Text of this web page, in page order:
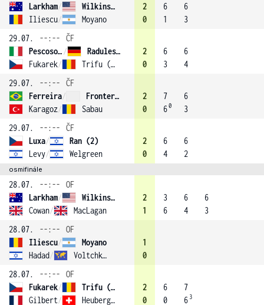
Larkham/
Wilkinson (1)
Iliescu/ Moyano
2
0
6
1
6
3
29.07.
--:--
ČF
Pescosolido /
Radulescu
Fukarek/ Trifu (4)
2
0
6
3
6
4
29.07.
--:--
ČF
Ferreira/
Frontera (3)
Karagoz/ Sabau
2
0
7
60
6
3
29.07.
--:--
ČF
Luxa/
Ran (2)
Levy/ Welgreen
2
0
6
4
6
2
osmifinále
28.07. --:--
OF
Larkham/
Wilkinson (1)
Cowan/ MacLagan
2
1
3
6
6
4
6
3
28.07.
--:--
OF
Iliescu/
Moyano
Hadad/ Voltchkov
1
0
28.07.
--:--
OF
Fukarek/
Trifu (4)
Gilbert/ Heuberger
2
0
6
0
7
6 3